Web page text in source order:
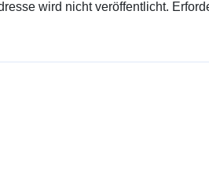
wird nicht veröffentlicht.